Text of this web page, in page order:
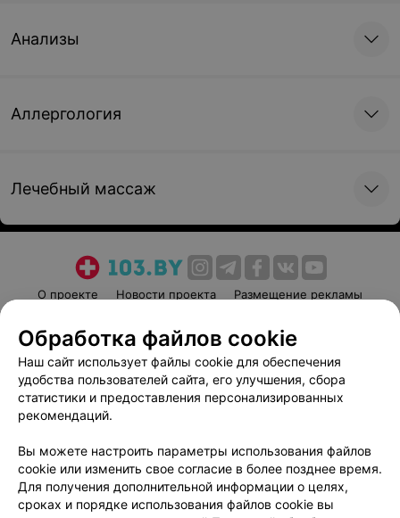
Анализы
Аллергология
Лечебный массаж
О проекте Новости проекта
Размещение рекламы
Пользовательское соглашение
Способы оплаты
Вакансии
Партнеры
Написать руководителю 103.by
Обработка персональных данных
Обработка файлов cookie
Наш сайт использует файлы cookie для обеспечения
удобства пользователей сайта, его улучшения, сбора
статистики и предоставления персонализированных
рекомендаций.
Вы можете настроить параметры использования файлов
cookie или изменить свое согласие в более позднее время.
Для получения дополнительной информации о целях,
сроках и порядке использования файлов cookie вы